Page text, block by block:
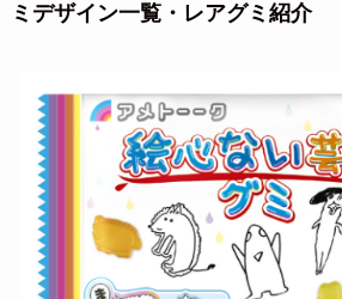
ミデザイン一覧・レアグミ紹介